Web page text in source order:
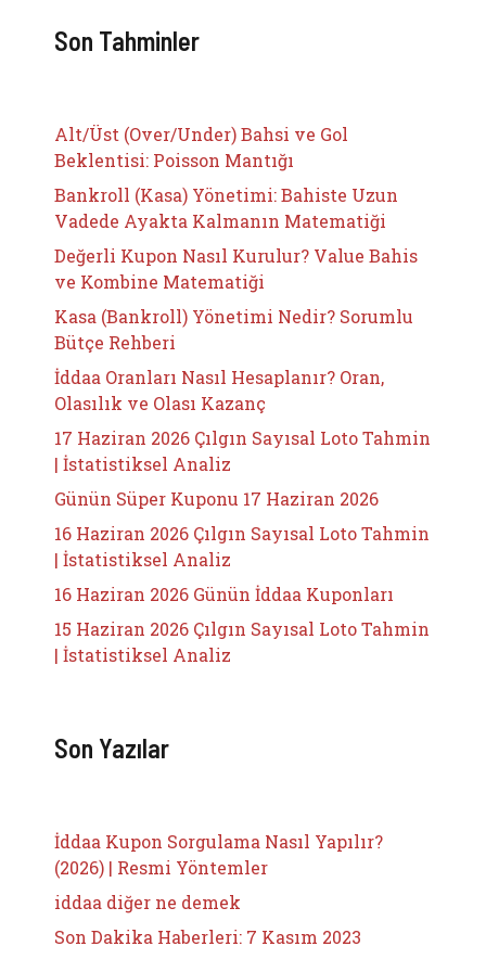
Son Tahminler
Alt/Üst (Over/Under) Bahsi ve Gol
Beklentisi: Poisson Mantığı
Bankroll (Kasa) Yönetimi: Bahiste Uzun
Vadede Ayakta Kalmanın Matematiği
Değerli Kupon Nasıl Kurulur? Value Bahis
ve Kombine Matematiği
Kasa (Bankroll) Yönetimi Nedir? Sorumlu
Bütçe Rehberi
İddaa Oranları Nasıl Hesaplanır? Oran,
Olasılık ve Olası Kazanç
17 Haziran 2026 Çılgın Sayısal Loto Tahmin
| İstatistiksel Analiz
Günün Süper Kuponu 17 Haziran 2026
16 Haziran 2026 Çılgın Sayısal Loto Tahmin
| İstatistiksel Analiz
16 Haziran 2026 Günün İddaa Kuponları
15 Haziran 2026 Çılgın Sayısal Loto Tahmin
| İstatistiksel Analiz
Son Yazılar
İddaa Kupon Sorgulama Nasıl Yapılır?
(2026) | Resmi Yöntemler
iddaa diğer ne demek
Son Dakika Haberleri: 7 Kasım 2023